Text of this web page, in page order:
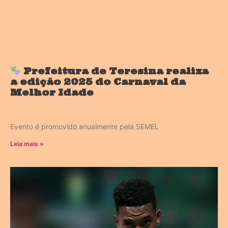
Prefeitura de Teresina realiza
a edição 2025 do Carnaval da
Melhor Idade
Evento é promovido anualmente pela SEMEL
Leia mais »